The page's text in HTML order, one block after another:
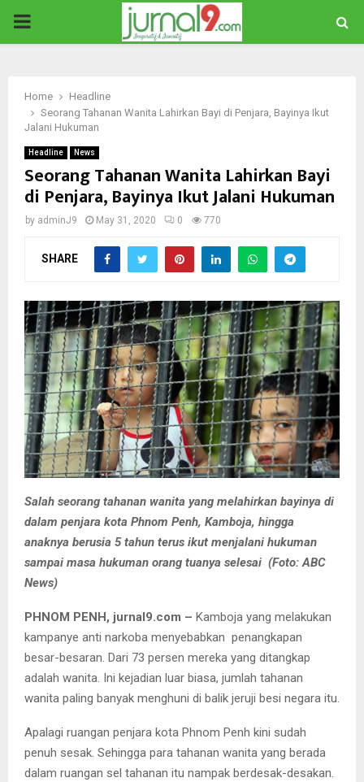
PRIMARY
Home
Headline
Seorang Tahanan Wanita Lahirkan Bayi di Penjara, Bayinya Ikut
Jalani Hukuman
Headline News
Seorang Tahanan Wanita Lahirkan Bayi
di Penjara, Bayinya Ikut Jalani Hukuman
by adminJ9 May 31, 2020 0 770
SHARE
Salah seorang tahanan wanita yang melahirkan bayinya di
dalam penjara kota Phnom Penh, Kamboja, hingga
anaknya berusia 5 tahun terus ikut menjalani hukuman
sampai masa hukuman orang tuanya selesai (Foto: ABC
News)
PHNOM PENH, jurnal9.com – Kamboja yang melakukan
kampanye anti narkoba menyebabkan penangkapan
besar-besaran. Dari 73 persen mereka yang ditangkap
adalah wanita. Ini kejadian luar biasa, jumlah tahanan
wanita paling banyak menghuni di balik jeruji besi negara itu.
Apalagi ruangan penjara kota Phnom Penh kini sudah
penuh sesak. Sehingga para tahanan wanita yang berada
dalam ruangan sel tahanan itu nampak berdesak-desakan.